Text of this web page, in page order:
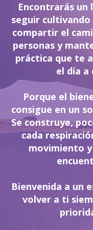
Encontrarás un
seguir
compartir el
personas y
práctica que te
el día a
Porque el
consigue en un
Se construye,
cada
movimiento y
Bienvenida a un
volver a ti